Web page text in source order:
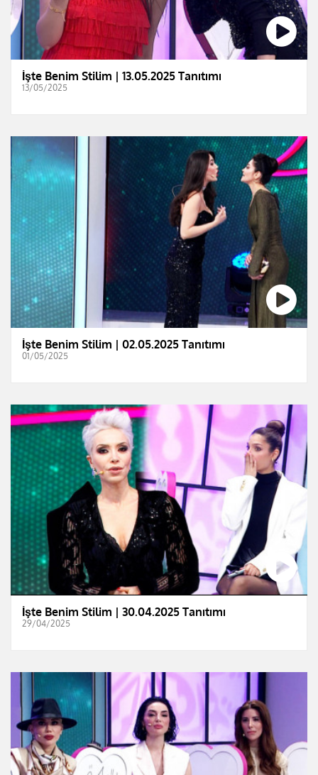
İşte Benim Stilim | 13.05.2025 Tanıtımı
13/05/2025
İşte Benim Stilim | 02.05.2025 Tanıtımı
01/05/2025
İşte Benim Stilim | 30.04.2025 Tanıtımı
29/04/2025